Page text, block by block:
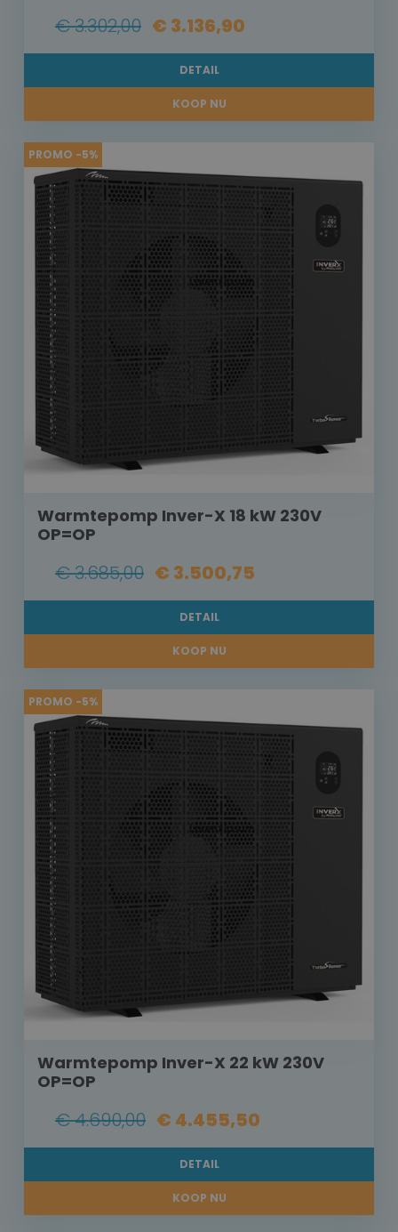
€ 3.302,00 € 3.136,90
DETAIL
KOOP NU
PROMO -5%
Warmtepomp Inver-X 18 kW 230V
OP=OP
€ 3.685,00 € 3.500,75
DETAIL
KOOP NU
PROMO -5%
Warmtepomp Inver-X 22 kW 230V
OP=OP
€ 4.690,00 € 4.455,50
DETAIL
KOOP NU